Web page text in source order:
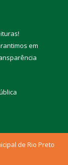
!
em
de Rio Preto